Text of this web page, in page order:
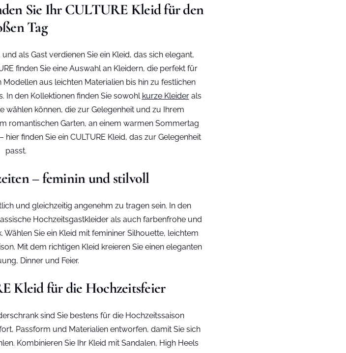
Sie Ihr CULTURE Kleid für den
Tag
als Gast verdienen Sie ein Kleid, das sich elegant,
finden Sie eine Auswahl an Kleidern, die perfekt für
aus leichten Materialien bis hin zu festlichen
In den Kollektionen finden Sie sowohl kurze Kleiderals
wählen können, die zur Gelegenheit und zu Ihrem
romantischen Garten, an einem warmen Sommertag
finden Sie ein CULTURE Kleid, das zur Gelegenheit
passt.
– feminin und stilvoll
und gleichzeitig angenehm zu tragen sein. In den
Hochzeitsgastkleider als auch farbenfrohe und
Sie ein Kleid mit femininer Silhouette, leichtem
Mit dem richtigen Kleid kreieren Sie einen eleganten
Dinner und Feier.
Kleid für die Hochzeitsfeier
sind Sie bestens für die Hochzeitssaison
Passform und Materialien entworfen, damit Sie sich
Kombinieren Sie Ihr Kleid mit Sandalen, High Heels